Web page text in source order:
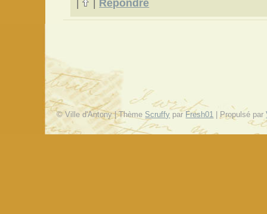
| Répondre
© Ville d'Antony | Thème Scruffy par Fresh01 | Propulsé par